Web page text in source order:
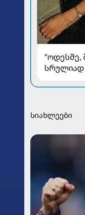
"ოდესმე,
სრულიად
სიახლეები